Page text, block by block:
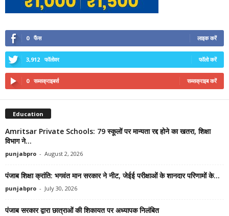
0 फैंस लाइक करें
3,912 फॉलोवर फॉलो करें
0 सब्सक्राइबर्स सब्सक्राइब करें
Education
Amritsar Private Schools: 79 स्कूलों पर मान्यता रद्द होने का खतरा, शिक्षा
विभाग ने...
punjabpro - August 2, 2026
पंजाब शिक्षा क्रांति: भगवंत मान सरकार ने नीट, जेईई परीक्षाओं के शानदार परिणामों के...
punjabpro - July 30, 2026
पंजाब सरकार द्वारा छात्राओं की शिकायत पर अध्यापक निलंबित